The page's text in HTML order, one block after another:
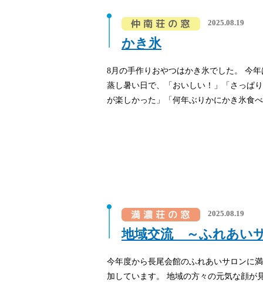
2025.08.19
かき氷
8月の手作りおやつはかき氷でした。 今年
蒸し暑い日で、「おいしい！」「さっぱ
が楽しかった」「何年ぶりかにかき氷食
2025.08.19
地域交流 ～ふれあい
今年度から長尾会館のふれあいサロンに
加しています。 地域の方々の元気な顔が